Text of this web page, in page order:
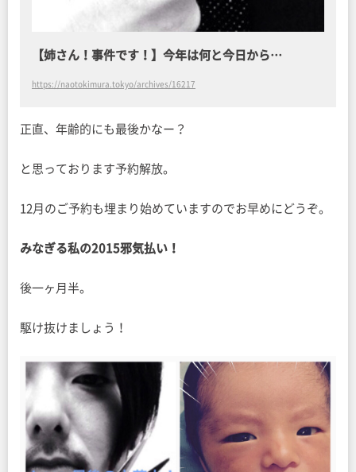
【姉さん！事件です！】今年は何と今日から…
https://naotokimura.tokyo/archives/16217
正直、年齢的にも最後かなー？
と思っております予約解放。
12月のご予約も埋まり始めていますのでお早めにどうぞ。
みなぎる私の2015邪気払い！
後一ヶ月半。
駆け抜けましょう！